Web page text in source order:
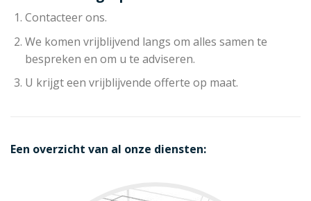
Contacteer ons.
We komen vrijblijvend langs om alles samen te
bespreken en om u te adviseren.
U krijgt een vrijblijvende offerte op maat.
Een overzicht van al onze diensten: